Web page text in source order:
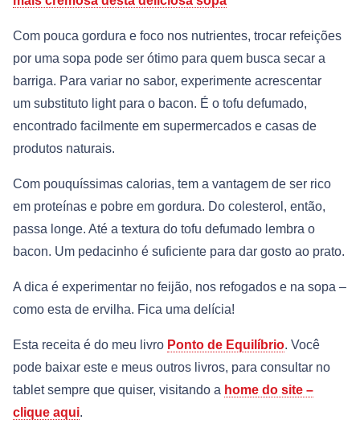
Com pouca gordura e foco nos nutrientes, trocar refeições
por uma sopa pode ser ótimo para quem busca secar a
barriga. Para variar no sabor, experimente acrescentar
um substituto light para o bacon. É o tofu defumado,
encontrado facilmente em supermercados e casas de
produtos naturais.
Com pouquíssimas calorias, tem a vantagem de ser rico
em proteínas e pobre em gordura. Do colesterol, então,
passa longe. Até a textura do tofu defumado lembra o
bacon. Um pedacinho é suficiente para dar gosto ao prato.
A dica é experimentar no feijão, nos refogados e na sopa –
como esta de ervilha. Fica uma delícia!
Esta receita é do meu livro Ponto de Equilíbrio. Você
pode baixar este e meus outros livros, para consultar no
tablet sempre que quiser, visitando a home do site –
clique aqui.